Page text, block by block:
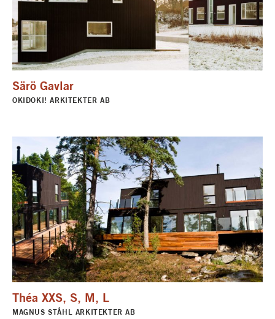
Särö Gavlar
OKIDOKI! ARKITEKTER AB
Théa XXS, S, M, L
MAGNUS STÅHL ARKITEKTER AB